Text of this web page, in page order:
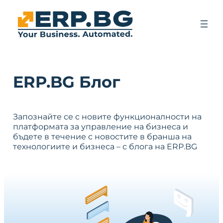
ERP.BG Блог
Запознайте се с новите функционалности на
платформата за управление на бизнеса и
бъдете в течение с новостите в бранша на
технологиите и бизнеса – с блога на ERP.BG